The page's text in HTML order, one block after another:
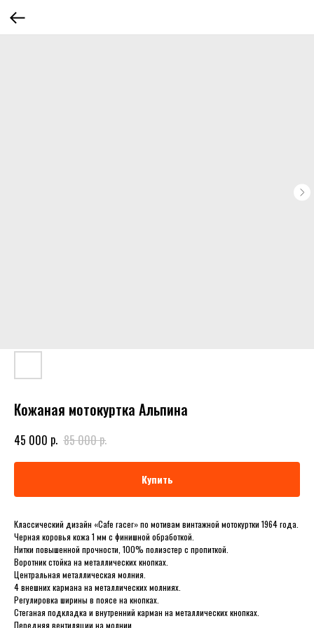
Кожаная мотокуртка Альпина
45 000 р. 85 000р.
Купить
Классический дизайн «Cafe racer» по мотивам винтажной мотокуртки 1964 года.
Черная коровья кожа 1 мм с финишной обработкой.
Нитки повышенной прочности, 100% полиэстер с пропиткой.
Воротник стойка на металлических кнопках.
Центральная металлическая молния.
4 внешних кармана на металлических молниях.
Регулировка ширины в поясе на кнопках.
Стеганая подкладка и внутренний карман на металлических кнопках.
Передняя вентиляции на молнии.